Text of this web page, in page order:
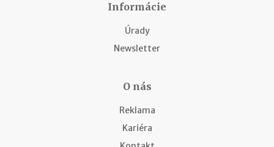
Informácie
Úrady
Newsletter
O nás
Reklama
Kariéra